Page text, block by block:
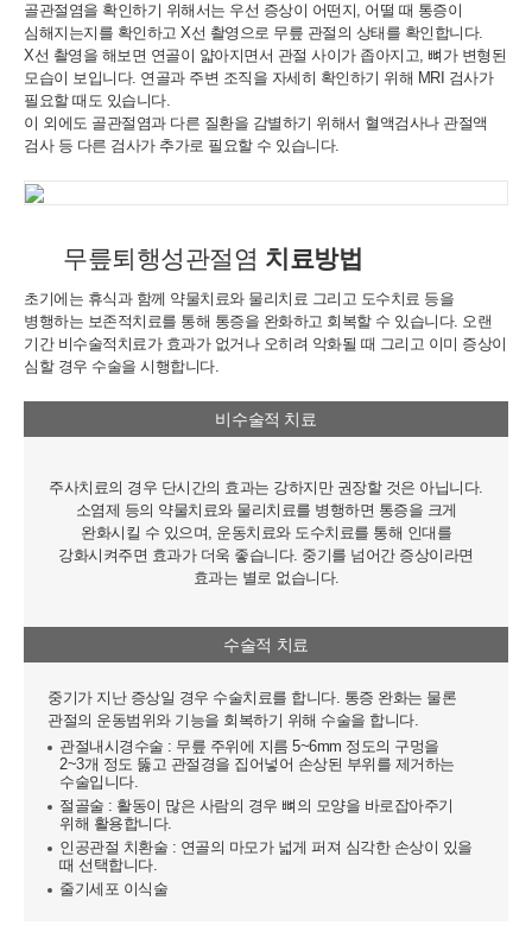
골관절염을 확인하기 위해서는 우선 증상이 어떤지, 어떨 때 통증이
심해지는지를 확인하고 X선 촬영으로 무릎 관절의 상태를 확인합니다.
X선 촬영을 해보면 연골이 얇아지면서 관절 사이가 좁아지고, 뼈가 변형된
모습이 보입니다. 연골과 주변 조직을 자세히 확인하기 위해 MRI 검사가
필요할 때도 있습니다.
이 외에도 골관절염과 다른 질환을 감별하기 위해서 혈액검사나관절액
검사 등 다른 검사가 추가로 필요할 수 있습니다.
무릎퇴행성관절염 치료방법
초기에는 휴식과 함께 약물치료와 물리치료 그리고 도수치료 등을
병행하는 보존적치료를 통해 통증을 완화하고 회복할 수 있습니다. 오랜
기간 비수술적치료가 효과가 없거나 오히려 악화될 때 그리고 이미 증상이
심할 경우 수술을 시행합니다.
비수술적 치료
주사치료의 경우 단시간의 효과는 강하지만 권장할 것은 아닙니다.
소염제 등의 약물치료와 물리치료를 병행하면 통증을 크게
완화시킬 수 있으며, 운동치료와 도수치료를 통해 인대를
강화시켜주면 효과가 더욱 좋습니다. 중기를 넘어간 증상이라면
효과는 별로 없습니다.
수술적 치료
중기가 지난 증상일 경우 수술치료를 합니다. 통증 완화는 물론
관절의 운동범위와 기능을 회복하기 위해 수술을 합니다.
관절내시경수술 : 무릎 주위에 지름 5~6mm 정도의 구멍을
2~3개 정도 뚫고 관절경을 집어넣어 손상된 부위를 제거하는
수술입니다.
절골술 : 활동이 많은 사람의 경우 뼈의 모양을 바로잡아주기
위해 활용합니다.
인공관절 치환술 : 연골의 마모가 넓게 퍼져 심각한 손상이 있을
때 선택합니다.
줄기세포 이식술
■ 동의를 거부할 권리가 있다는 사실과 동의 거부에 따른 불이익 내
용
회원은 연세바로척병원에서 수집하는 개인정보에 대해 동의를 거부
할 권리가 있으며 동의 거부 시에는 회원 가입, 진료 예약, 게시판 이
용 등의 서비스가 제한됩니다.
위해 필요한 최소한의 정보이므로 동의를 해주셔야만 서비스를 이용